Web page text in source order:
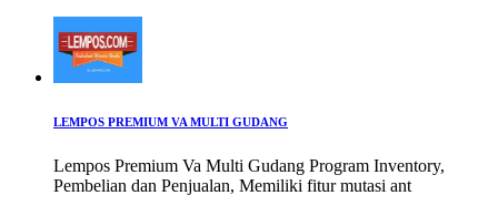
LEMPOS PREMIUM VA MULTI GUDANG
Lempos Premium Va Multi Gudang Program Inventory,
Pembelian dan Penjualan, Memiliki fitur mutasi ant